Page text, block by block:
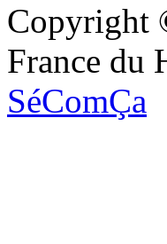
Copyright
France du
SéComÇa